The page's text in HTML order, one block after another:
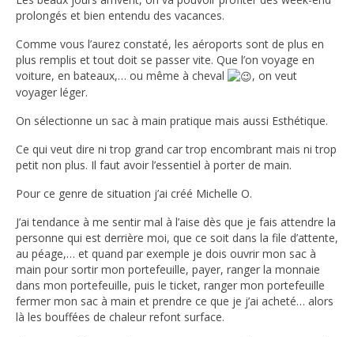
prolongés et bien entendu des vacances.
Comme vous l’aurez constaté, les aéroports sont de plus en
plus remplis et tout doit se passer vite. Que l’on voyage en
voiture, en bateaux,… ou même à cheval
, on veut
voyager léger.
On sélectionne un sac à main pratique mais aussi Esthétique.
Ce qui veut dire ni trop grand car trop encombrant mais ni trop
petit non plus. Il faut avoir l’essentiel à porter de main.
Pour ce genre de situation j’ai créé Michelle O.
J’ai tendance à me sentir mal à l’aise dès que je fais attendre la
personne qui est derrière moi, que ce soit dans la file d’attente,
au péage,… et quand par exemple je dois ouvrir mon sac à
main pour sortir mon portefeuille, payer, ranger la monnaie
dans mon portefeuille, puis le ticket, ranger mon portefeuille
fermer mon sac à main et prendre ce que je j’ai acheté… alors
là les bouffées de chaleur refont surface.